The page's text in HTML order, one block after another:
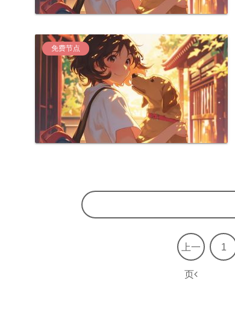
免费节点
上一
页
1